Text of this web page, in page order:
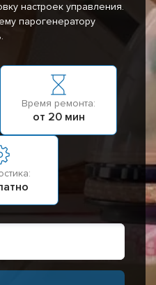
настроек управления.
парогенератору
Время ремонта:
от 20 мин